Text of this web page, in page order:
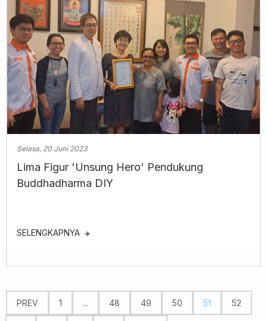
Selasa, 20 Juni 2023
Lima Figur 'Unsung Hero' Pendukung
Buddhadharma DIY
SELENGKAPNYA
PREV 1 ... 48 49 50 51 52